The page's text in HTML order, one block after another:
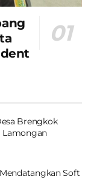
Brengkok
Lamongan
Soft